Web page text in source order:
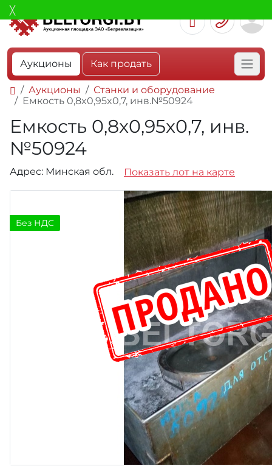
Аукционы Как продать
Аукционы
Станки и оборудование
Емкость 0,8x0,95x0,7, инв.№50924
Емкость 0,8x0,95x0,7, инв.
№50924
Адрес: Минская обл. Показать лот на карте
Без НДС